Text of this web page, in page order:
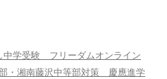
中学受験 フリーダムオンライン
・湘南藤沢中等部対策 慶應進学